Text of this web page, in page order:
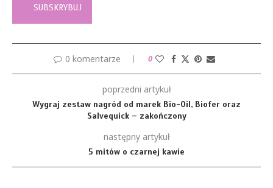
0 komentarze 0
poprzedni artykuł
Wygraj zestaw nagród od marek Bio-Oil, Biofer oraz
Salvequick – zakończony
następny artykuł
5 mitów o czarnej kawie